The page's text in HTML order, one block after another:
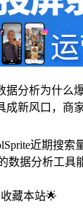
分析为什么爆
成新风口，商
近期搜索
数据分析工具
藏本站🌟